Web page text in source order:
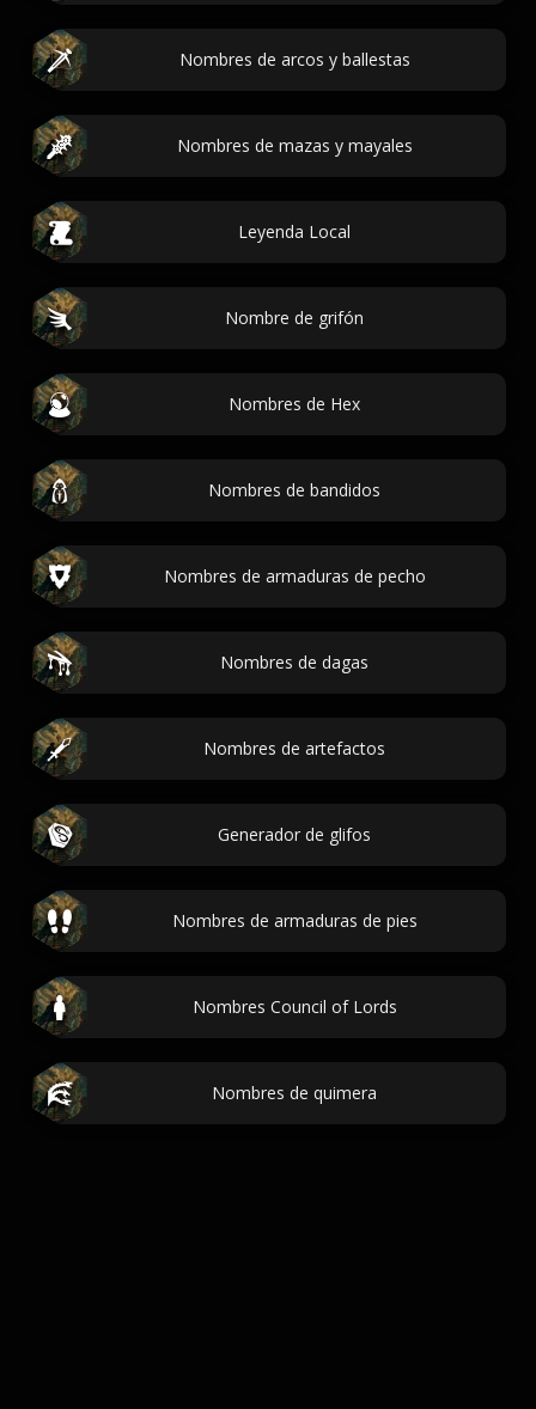
Nombres de arcos y ballestas
Nombres de mazas y mayales
Leyenda Local
Nombre de grifón
Nombres de Hex
Nombres de bandidos
Nombres de armaduras de pecho
Nombres de dagas
Nombres de artefactos
Generador de glifos
Nombres de armaduras de pies
Nombres Council of Lords
Nombres de quimera